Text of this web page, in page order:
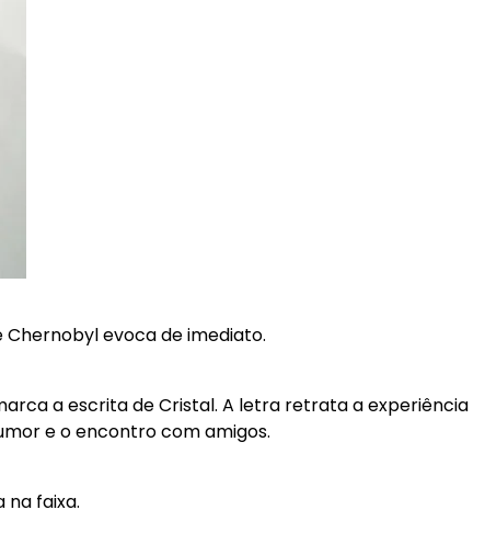
Chernobyl evoca de imediato.
a escrita de Cristal. A letra retrata a experiência
e o encontro com amigos.
na faixa.